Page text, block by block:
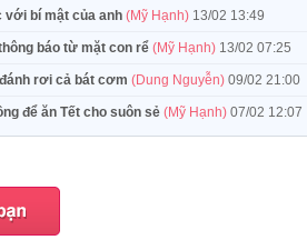
với bí mật của anh (Mỹ Hạnh) 13/02 13:49
báo từ mặt con rể (Mỹ Hạnh) 13/02 07:25
rơi cả bát cơm (Dung Nguyễn) 09/02 21:00
để ăn Tết cho suôn sẻ (Mỹ Hạnh) 07/02 12:07